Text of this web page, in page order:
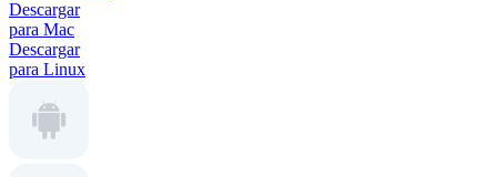
Descargar
para Mac
Descargar
para Linux